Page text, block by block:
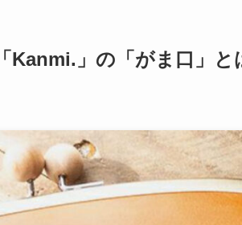
Kanmi.」の「がま口」と